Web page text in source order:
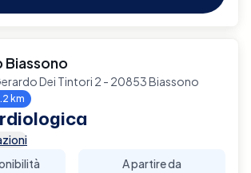
Biassono
Dei Tintori 2 - 20853 Biassono
km
A partire da